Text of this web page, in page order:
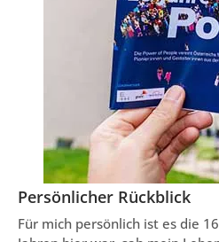
Persönlicher Rückblick
Für mich persönlich ist es die